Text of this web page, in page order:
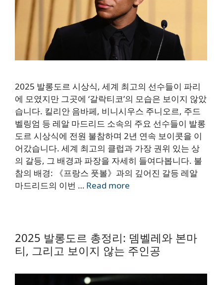
2025 발롱도르 시상식, 세계 최고의 선수들이 파리
에 모였지만 그곳에 ‘갈락티코’의 모습은 보이지 않았
습니다. 킬리안 음바페, 비니시우스 주니오르, 주드
벨링엄 등 레알 마드리드 소속의 주요 선수들이 발롱
도르 시상식에 전원 불참하며 2년 연속 보이콧을 이
어갔습니다. 세계 최고의 클럽과 가장 권위 있는 상
의 갈등, 그 배경과 파장을 자세히 들여다봅니다. 불
참의 배경: 《프랑스 풋볼》과의 깊어진 갈등 레알
마드리드의 이번 … Read more
2025 발롱도르 총정리: 뎀벨레와 본마
티, 그리고 보이지 않는 주인공